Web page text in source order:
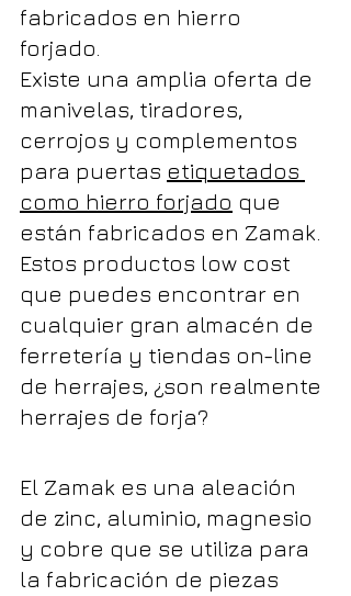
fabricados en hierro
forjado.
Existe una amplia oferta de
manivelas, tiradores,
cerrojos y complementos
para puertas etiquetados
como hierro forjado que
están fabricados en Zamak.
Estos productos low cost
que puedes encontrar en
cualquier gran almacén de
ferretería y tiendas on-line
de herrajes, ¿son realmente
herrajes de forja?
El Zamak es una aleación
de zinc, aluminio, magnesio
y cobre que se utiliza para
la fabricación de piezas